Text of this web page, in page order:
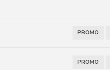
PROMO
PROMO